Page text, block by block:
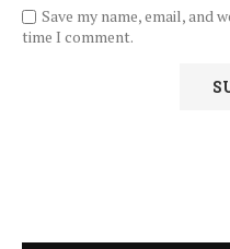
Save my name, email, and
time I comment.